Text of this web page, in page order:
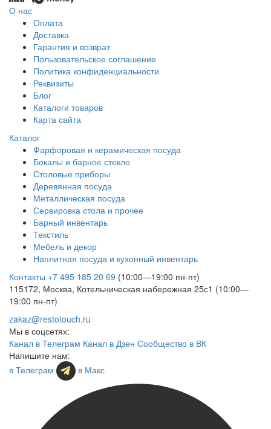
О нас
Оплата
Доставка
Гарантия и возврат
Пользовательское соглашение
Политика конфиденциальности
Реквизиты
Блог
Каталоги товаров
Карта сайта
Каталог
Фарфоровая и керамическая посуда
Бокалы и барное стекло
Столовые приборы
Деревянная посуда
Металлическая посуда
Сервировка стола и прочее
Барный инвентарь
Текстиль
Мебель и декор
Наплитная посуда и кухонный инвентарь
Контакты +7 495 185 20 69 (10:00—19:00 пн-пт)
115172, Москва, Котельническая набережная 25с1 (10:00—
19:00 пн-пт)
zakaz@restotouch.ru
Мы в соцсетях:
Канал в Телеграм Канал в Дзен Сообщество в ВК
Напишите нам:
в Телеграм
в Макс